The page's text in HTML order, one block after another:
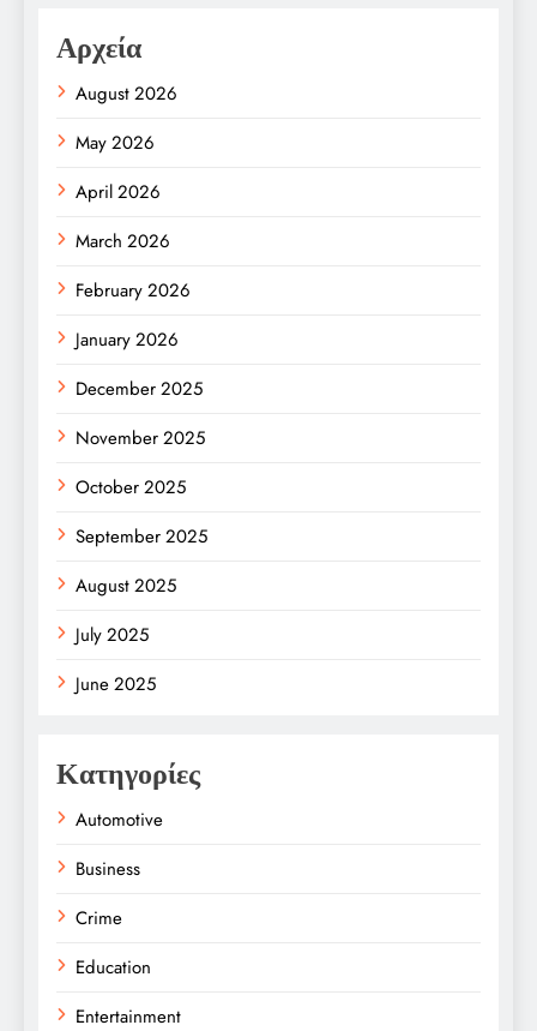
Αρχεία
August 2026
May 2026
April 2026
March 2026
February 2026
January 2026
December 2025
November 2025
October 2025
September 2025
August 2025
July 2025
June 2025
Κατηγορίες
Automotive
Business
Crime
Education
Entertainment